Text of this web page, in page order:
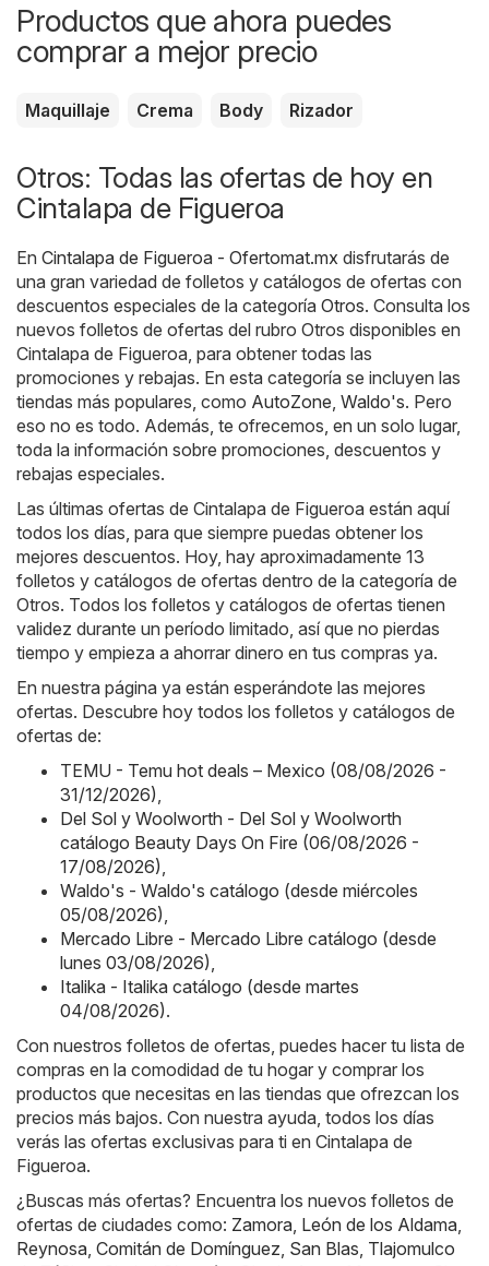
Productos que ahora puedes
comprar a mejor precio
Maquillaje Crema Body Rizador
Otros: Todas las ofertas de hoy en
Cintalapa de Figueroa
En Cintalapa de Figueroa - Ofertomat.mx disfrutarás de
una gran variedad de folletos y catálogos de ofertas con
descuentos especiales de la categoría Otros. Consulta los
nuevos folletos de ofertas del rubro Otros disponibles en
Cintalapa de Figueroa, para obtener todas las
promociones y rebajas. En esta categoría se incluyen las
tiendas más populares, como AutoZone Waldo's. Pero
eso no es todo. Además, te ofrecemos, en un solo lugar,
toda la información sobre promociones, descuentos y
rebajas especiales.
Las últimas ofertas de Cintalapa de Figueroa están aquí
todos los días, para que siempre puedas obtener los
mejores descuentos. Hoy, hay aproximadamente 13
folletos y catálogos de ofertas dentro de la categoría de
Otros. Todos los folletos y catálogos de ofertas tienen
validez durante un período limitado, así que no pierdas
tiempo y empieza a ahorrar dinero en tus compras ya.
En nuestra página ya están esperándote las mejores
ofertas. Descubre hoy todos los folletos y catálogos de
ofertas de:
TEMU - Temu hot deals – Mexico (08/08/2026 -
31/12/2026)
Del Sol y Woolworth - Del Sol y Woolworth
catálogo Beauty Days On Fire (06/08/2026 -
17/08/2026)
Waldo's - Waldo's catálogo (desde miércoles
05/08/2026)
Mercado Libre - Mercado Libre catálogo (desde
lunes 03/08/2026)
Italika - Italika catálogo (desde martes
04/08/2026).
Con nuestros folletos de ofertas, puedes hacer tu lista de
compras en la comodidad de tu hogar y comprar los
productos que necesitas en las tiendas que ofrezcan los
precios más bajos. Con nuestra ayuda, todos los días
verás las ofertas exclusivas para ti en Cintalapa de
Figueroa.
¿Buscas más ofertas? Encuentra los nuevos folletos de
ofertas de ciudades como: Zamora León de los Aldama
Reynosa Comitán de Domínguez San Blas Tlajomulco